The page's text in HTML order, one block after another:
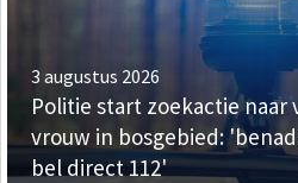
3 augustus 2026
Politie start zoekactie naar
vrouw in bosgebied:
bel direct 112'